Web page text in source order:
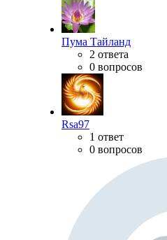
Пума Тайланд
2 ответа
0 вопросов
Rsa97
1 ответ
0 вопросов